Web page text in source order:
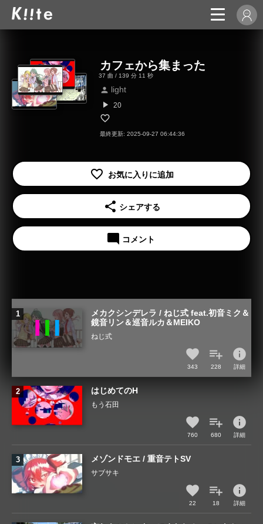
カフェから集まった
37 曲 / 139 分 11 秒
person light
play_arrow 20
最終更新: 2025-09-27 06:44:36
share シェアする
mode_comment コメント
メカクシンデレラ / ねじ式 feat.初音ミク＆
鏡音リン＆巡音ルカ＆MEIKO
ねじ式
343 228
info
詳細
はじめてのH
もう石田
760 680
info
詳細
メゾンドモエ / 重音テトSV
サブサキ
22 18
info
詳細